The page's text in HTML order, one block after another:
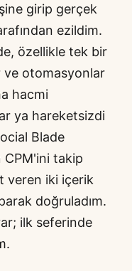
girip gerçek
ezildim.
özellikle tek bir
ve otomasyonlar
hacmi
ya hareketsizdi
Blade
CPM'ini takip
veren iki içerik
doğruladım.
ilk seferinde